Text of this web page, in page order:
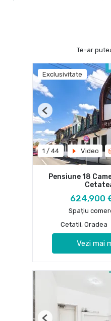
Te-ar
Exclusivitate
1 / 44 Video
Previous
Pensiune 18
624,900
Spațiu
Cetatii, Oradea
Vezi mai